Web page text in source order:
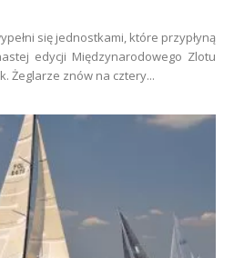
się jednostkami, które przypłyną
edycji Międzynarodowego Zlotu
Żeglarze znów na cztery...